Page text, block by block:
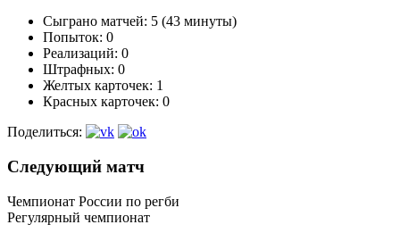
Сыграно матчей: 5 (43 минуты)
Попыток: 0
Реализаций: 0
Штрафных: 0
Желтых карточек: 1
Красных карточек: 0
Поделиться:
Следующий матч
Чемпионат России по регби
Регулярный чемпионат